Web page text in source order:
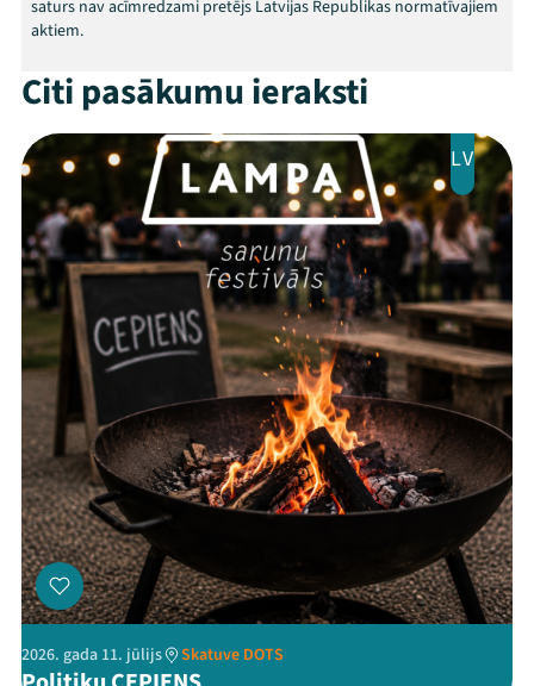
ThreadsFacebookYoutube
X Instagram
Flick TikTok
saturs nav acīmredzami pretējs Latvijas Republikas normatīvajiem
aktiem.
Citi pasākumu ieraksti
LV
2026. gada 11. jūlijs Skatuve DOTS